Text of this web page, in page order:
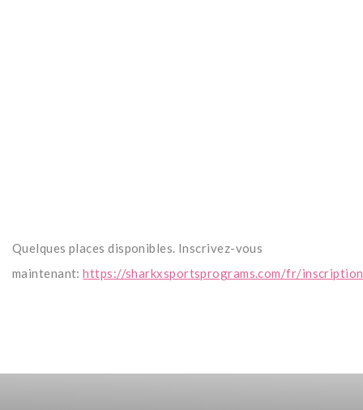
Quelques places disponibles. Inscrivez-vous
maintenant:https://sharkxsportsprograms.com/fr/